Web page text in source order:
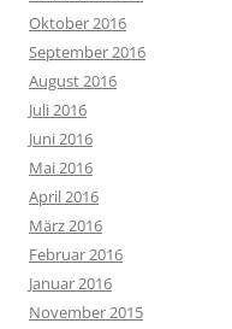
Oktober 2016
September 2016
August 2016
Juli 2016
Juni 2016
Mai 2016
April 2016
März 2016
Februar 2016
Januar 2016
November 2015